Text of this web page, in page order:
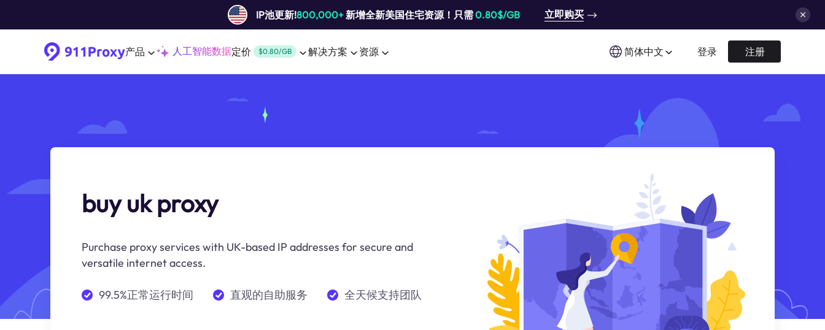
IP池更新!800,000+新增全新美国住宅资源！只需0.80$/GB 立即购买
产品 人工智能数据定价 $0.80/GB 解决方案 资源 简体中文 登录 注册
buy uk proxy
Purchase proxy services with UK-based IP addresses for secure and
versatile internet access.
99.5%正常运行时间 直观的自助服务 全天候支持团队